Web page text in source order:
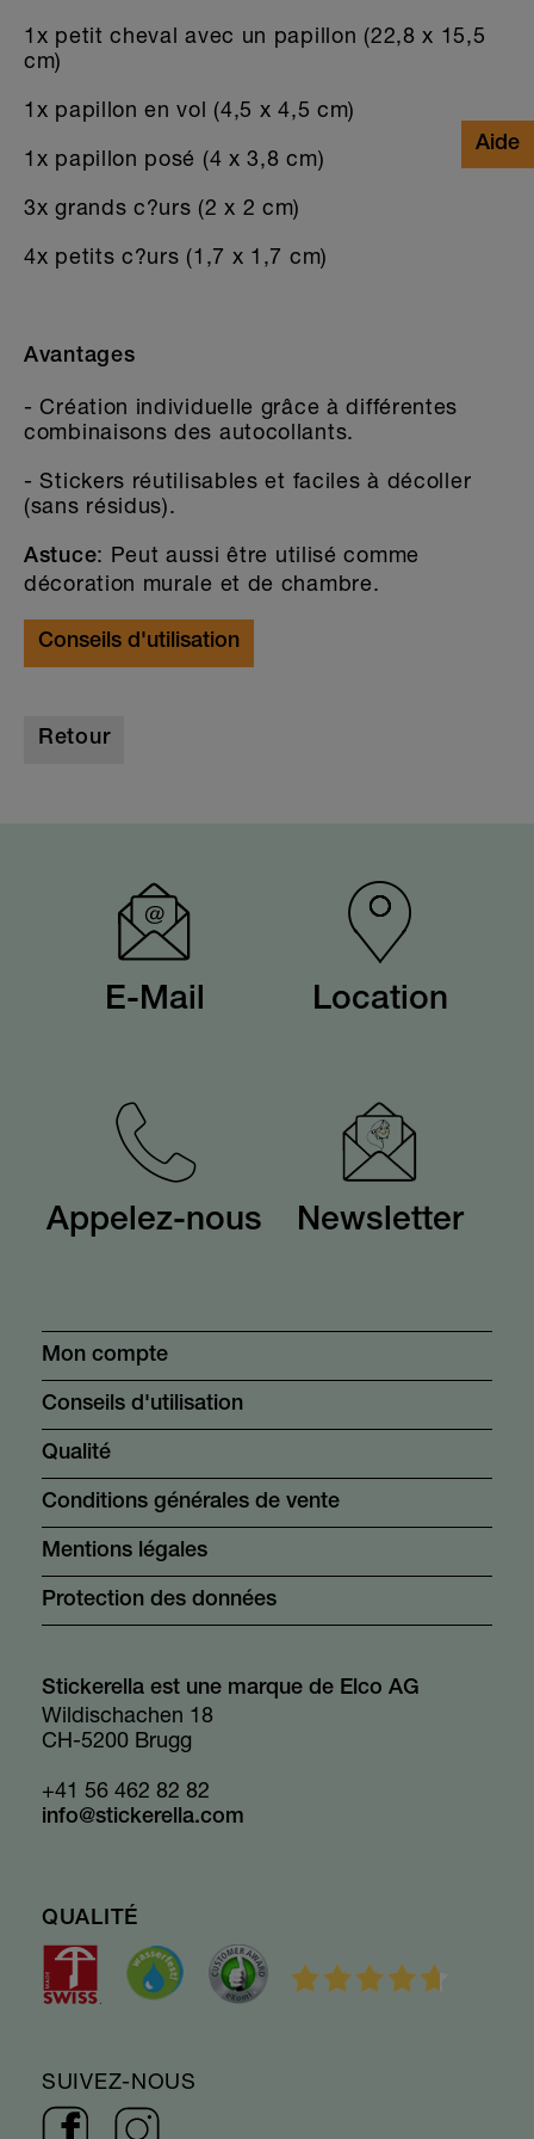
1x petit cheval avec un papillon (22,8 x 15,5
cm)
1x papillon en vol (4,5 x 4,5 cm)
1x papillon posé (4 x 3,8 cm)
3x grands c?urs (2 x 2 cm)
4x petits c?urs (1,7 x 1,7 cm)
Avantages
- Création individuelle grâce à différentes
combinaisons des autocollants.
- Stickers réutilisables et faciles à décoller
(sans résidus).
Astuce: Peut aussi être utilisé comme
décoration murale et de chambre.
Conseils d'utilisation
Retour
E-Mail Location
Appelez-nous Newsletter
Mon compte
Conseils d'utilisation
Qualité
Conditions générales de vente
Mentions légales
Protection des données
Stickerella est une marque de Elco AG
Wildischachen 18
CH-5200 Brugg
+41 56 462 82 82
info@stickerella.com
QUALITÉ
SUIVEZ-NOUS